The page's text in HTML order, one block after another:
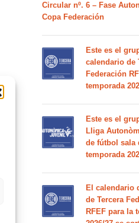
Circular nº. 6 – Fase
Copa Federación
Este es el
calendario de
Federación
temporada
Este es el
Lliga
de fútbol sala
temporada
El calendario
de Tercera
RFEF para la